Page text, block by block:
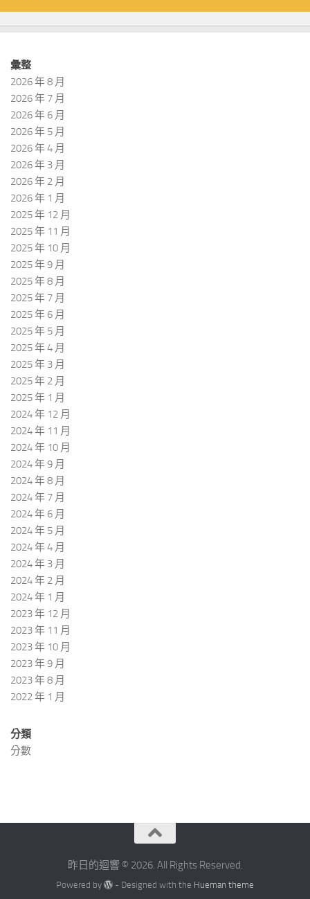
彙整
2026 年 8 月
2026 年 7 月
2026 年 6 月
2026 年 5 月
2026 年 4 月
2026 年 3 月
2026 年 2 月
2026 年 1 月
2025 年 12 月
2025 年 11 月
2025 年 10 月
2025 年 9 月
2025 年 8 月
2025 年 7 月
2025 年 6 月
2025 年 5 月
2025 年 4 月
2025 年 3 月
2025 年 2 月
2025 年 1 月
2024 年 12 月
2024 年 11 月
2024 年 10 月
2024 年 9 月
2024 年 8 月
2024 年 7 月
2024 年 6 月
2024 年 5 月
2024 年 4 月
2024 年 3 月
2024 年 2 月
2024 年 1 月
2023 年 12 月
2023 年 11 月
2023 年 10 月
2023 年 9 月
2023 年 8 月
2022 年 1 月
分類
分數
昨日的迴響 © 2026. All Rights Reserved.
Powered by - Designed with the Hueman theme